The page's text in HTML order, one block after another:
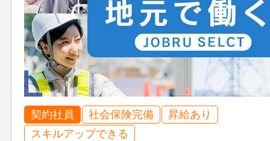
契約社員 社会保険完備
昇給あり
スキルアップできる